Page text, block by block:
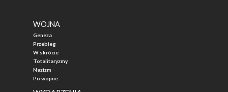
WOJNA
Geneza
Przebieg
W skrócie
Totalitaryzmy
Nazizm
Po wojnie